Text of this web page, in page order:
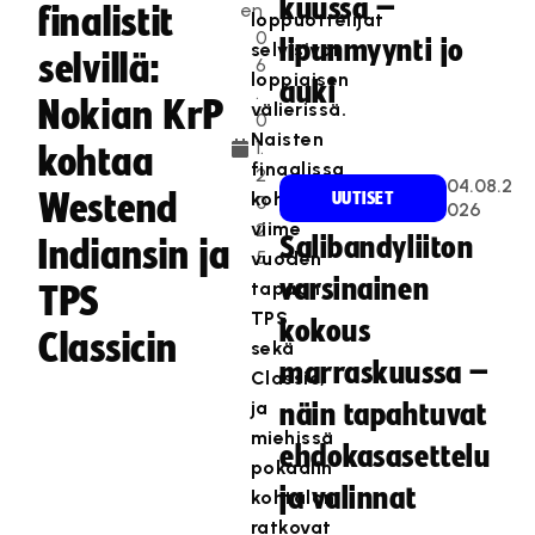
finalistit
selvillä:
Nokian KrP
kohtaa
Westend
Indiansin ja
TPS
Classicin
en
0
6
.
0
1.
2
0
2
5
loppuottelijat
selvisivät
loppiaisen
välierissä.
Naisten
finaalissa
kohtaavat
viime
vuoden
tapaan
TPS
sekä
Classic,
ja
miehissä
pokaalin
kohtalon
ratkovat
kuussa –
lipunmyynti jo
auki
UUTISET
04.08.2
026
Salibandyliiton
varsinainen
kokous
marraskuussa –
näin tapahtuvat
ehdokasasettelu
ja valinnat